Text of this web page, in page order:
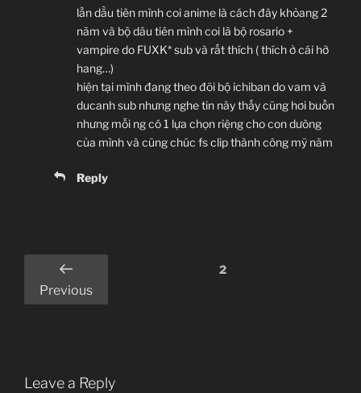
lần dằu tiên mình coi anime là cách đây khỏang 2
năm và bộ dâu tiên mình coi là bộ rosario +
vampire do FUXK* sub và rất thích ( thích ở cái hỡ
hang…)
hiện tại mình đang theo đõi bộ ichiban do vam và
ducanh sub nhưng nghe tin này thấy cũng hơi buồn
nhưng mỗi ng có 1 lựa chọn riệng cho con dưòng
của mình và cũng chúc fs clip thành công mỹ nãm
Reply
Comments
pagination
Previous
2
Leave a Reply